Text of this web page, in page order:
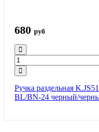
680 руб
Ручка раздельная
BL/BN-24 черный/